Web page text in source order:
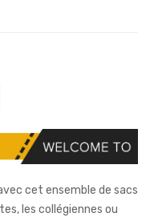
cet ensemble de sacs
les collégiennes ou